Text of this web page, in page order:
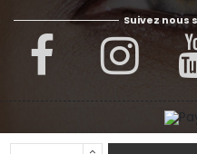
Suivez nous
© Extension